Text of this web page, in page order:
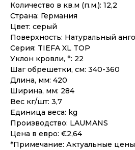
Количество в кв.м (п.м.): 12,2
Страна: Германия
Цвет: серый
Поверхность: Натуральный
Серия: TIEFA XL TOP
Уклон кровли, °: 22
Шаг обрешетки, см: 340-360
Длина, мм: 420
Ширина, мм: 284
Вес кг/шт: 3,7
Единица веса: kg
Производство: LAUMANS
Цена в евро: €2,64
*Примечание: Актуальные цены